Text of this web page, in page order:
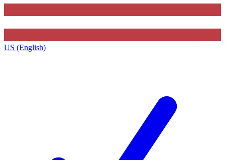
US (English)